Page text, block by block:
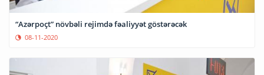
“Azərpoçt” növbəli rejimdə fəaliyyət göstərəcək
08-11-2020